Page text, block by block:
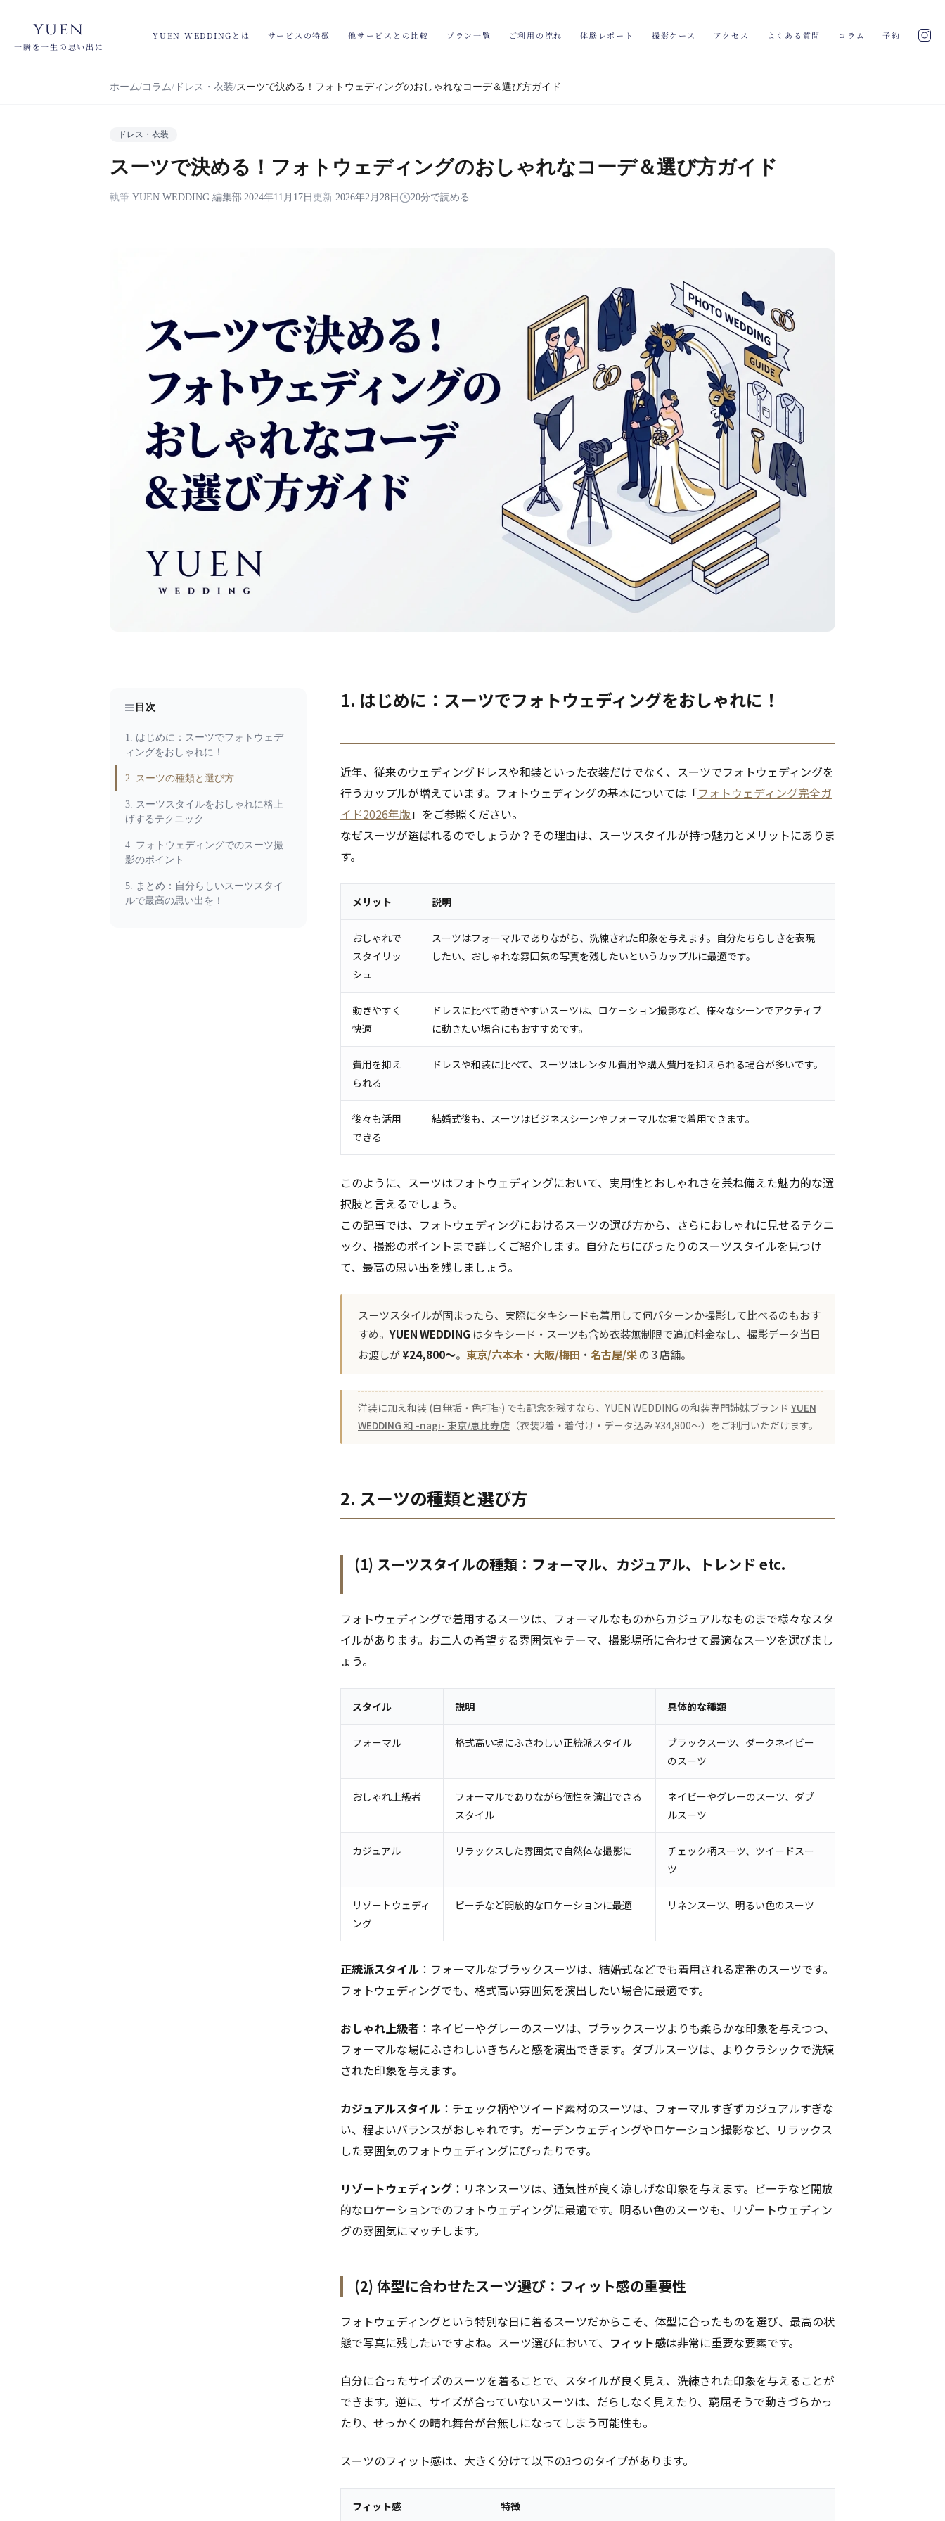
yuen
一瞬を一生の思い出に
YUEN WEDDINGとは サービスの特徴 他サービスとの比較 プラン一覧 ご利用の流れ 体験レポート 撮影ケース アクセス よくある質問 コラム 予約
ホーム コラム ドレス・衣装 スーツで決める！フォトウェディングのおしゃれなコーデ＆選び方ガイド
ドレス・衣装
スーツで決める！フォトウェディングのおしゃれなコーデ＆選び方ガイド
執筆 YUEN WEDDING 編集部 2024年11月17日 更新 2026年2月28日 20分で読める
目次
1. はじめに：スーツでフォトウェデ
ィングをおしゃれに！
2. スーツの種類と選び方
3. スーツスタイルをおしゃれに格上
げするテクニック
4. フォトウェディングでのスーツ撮
影のポイント
5. まとめ：自分らしいスーツスタイ
ルで最高の思い出を！
1. はじめに：スーツでフォトウェディングをおしゃれに！
近年、従来のウェディングドレスや和装といった衣装だけでなく、スーツでフォトウェディングを
行うカップルが増えています。フォトウェディングの基本については「フォトウェディング完全ガ
イド2026年版」をご参照ください。
なぜスーツが選ばれるのでしょうか？その理由は、スーツスタイルが持つ魅力とメリットにありま
す。
メリット 説明
おしゃれで
スタイリッ
シュ
スーツはフォーマルでありながら、洗練された印象を与えます。自分たちらしさを表現
したい、おしゃれな雰囲気の写真を残したいというカップルに最適です。
動きやすく
快適
ドレスに比べて動きやすいスーツは、ロケーション撮影など、様々なシーンでアクティブ
に動きたい場合にもおすすめです。
費用を抑え
られる
ドレスや和装に比べて、スーツはレンタル費用や購入費用を抑えられる場合が多いです。
後々も活用
できる
結婚式後も、スーツはビジネスシーンやフォーマルな場で着用できます。
このように、スーツはフォトウェディングにおいて、実用性とおしゃれさを兼ね備えた魅力的な選
択肢と言えるでしょう。
この記事では、フォトウェディングにおけるスーツの選び方から、さらにおしゃれに見せるテクニ
ック、撮影のポイントまで詳しくご紹介します。自分たちにぴったりのスーツスタイルを見つけ
て、最高の思い出を残しましょう。
スーツスタイルが固まったら、実際にタキシードも着用して何パターンか撮影して比べるのもおす
すめ。YUEN WEDDING はタキシード・スーツも含め衣装無制限で追加料金なし、撮影データ当日
お渡しが¥24,800〜。 東京/六本木 ・ 大阪/梅田 ・ 名古屋/栄の 3 店舗。
洋装に加え和装 (白無垢・色打掛) でも記念を残すなら、YUEN WEDDING の和装専門姉妹ブランド YUEN
WEDDING 和 -nagi- 東京/恵比寿店 （衣装2着・着付け・データ込み ¥34,800〜）をご利用いただけます。
2. スーツの種類と選び方
(1) スーツスタイルの種類：フォーマル、カジュアル、トレンド etc.
フォトウェディングで着用するスーツは、フォーマルなものからカジュアルなものまで様々なスタ
イルがあります。お二人の希望する雰囲気やテーマ、撮影場所に合わせて最適なスーツを選びまし
ょう。
スタイル 説明 具体的な種類
フォーマル 格式高い場にふさわしい正統派スタイル
ブラックスーツ、ダークネイビー
のスーツ
おしゃれ上級者
フォーマルでありながら個性を演出できる
スタイル
ネイビーやグレーのスーツ、ダブ
ルスーツ
カジュアル リラックスした雰囲気で自然体な撮影に
チェック柄スーツ、ツイードスー
ツ
リゾートウェディ
ング
ビーチなど開放的なロケーションに最適 リネンスーツ、明るい色のスーツ
正統派スタイル ：フォーマルなブラックスーツは、結婚式などでも着用される定番のスーツです。
フォトウェディングでも、格式高い雰囲気を演出したい場合に最適です。
おしゃれ上級者 ：ネイビーやグレーのスーツは、ブラックスーツよりも柔らかな印象を与えつつ、
フォーマルな場にふさわしいきちんと感を演出できます。ダブルスーツは、よりクラシックで洗練
された印象を与えます。
カジュアルスタイル ：チェック柄やツイード素材のスーツは、フォーマルすぎずカジュアルすぎな
い、程よいバランスがおしゃれです。ガーデンウェディングやロケーション撮影など、リラックス
した雰囲気のフォトウェディングにぴったりです。
リゾートウェディング ：リネンスーツは、通気性が良く涼しげな印象を与えます。ビーチなど開放
的なロケーションでのフォトウェディングに最適です。明るい色のスーツも、リゾートウェディン
グの雰囲気にマッチします。
(2) 体型に合わせたスーツ選び：フィット感の重要性
フォトウェディングという特別な日に着るスーツだからこそ、体型に合ったものを選び、最高の状
態で写真に残したいですよね。スーツ選びにおいて、 フィット感は非常に重要な要素です。
自分に合ったサイズのスーツを着ることで、スタイルが良く見え、洗練された印象を与えることが
できます。逆に、サイズが合っていないスーツは、だらしなく見えたり、窮屈そうで動きづらかっ
たり、せっかくの晴れ舞台が台無しになってしまう可能性も。
スーツのフィット感は、大きく分けて以下の3つのタイプがあります。
フィット感 特徴